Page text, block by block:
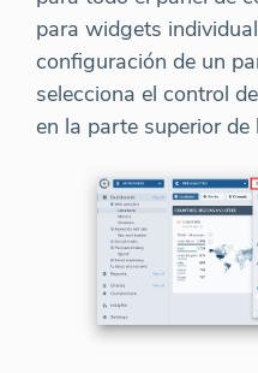
para widgets
configuración de un
selecciona el control
en la parte superior de